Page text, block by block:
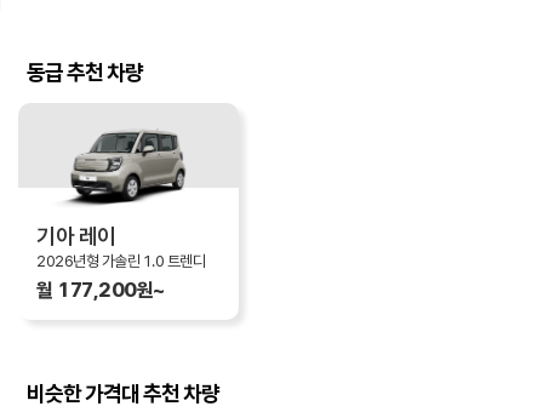
동급 추천 차량
기아 레이
2026년형 가솔린 1.0 트렌디
월 177,200원~
비슷한 가격대 추천 차량